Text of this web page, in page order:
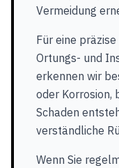
Vermeidung
Für eine
Ortungs- und
erkennen wir
oder Korrosion,
Schaden
verständliche
Wenn Sie